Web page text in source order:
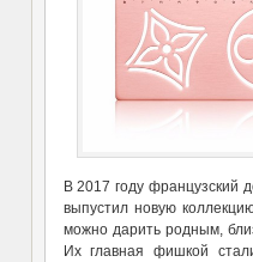
В 2017 году французский
выпустил новую
можно дарить родным,
Их главная фишкой